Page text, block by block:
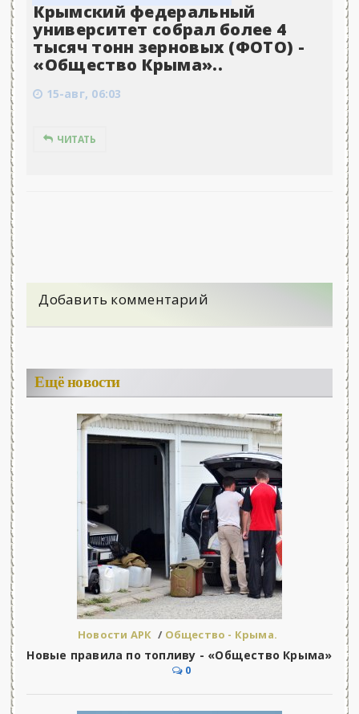
Крымский федеральный
университет собрал более 4
тысяч тонн зерновых (ФОТО) -
«Общество Крыма»..
15-авг, 06:03
ЧИТАТЬ
Добавить комментарий
Ещё новости
Новости АРК / Общество - Крыма.
Новые правила по топливу - «Общество Крыма»
0